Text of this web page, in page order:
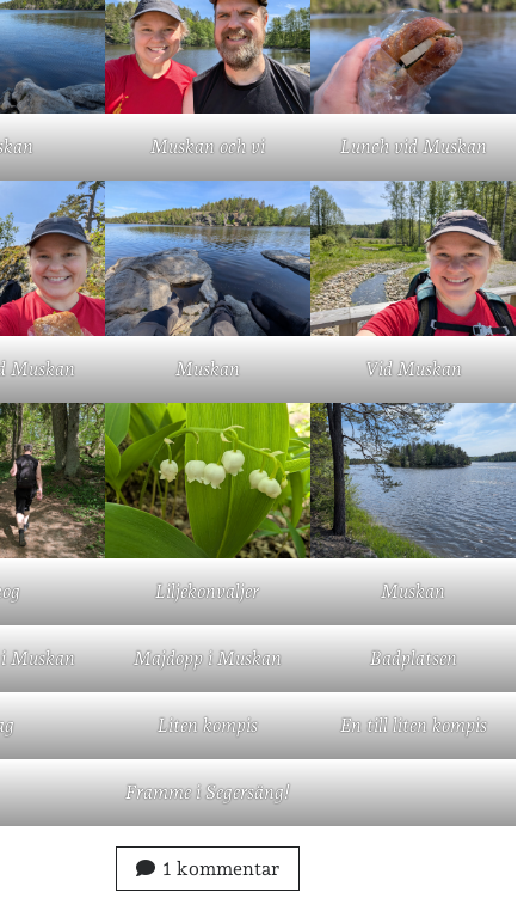
Muskan och vi Lunch vid Muskan
Muskan Muskan Vid Muskan
Liljekonvaljer Muskan
Muskan Majdopp i Muskan Badplatsen
Liten kompis En till liten kompis
Framme i Segersäng!
1 kommentar